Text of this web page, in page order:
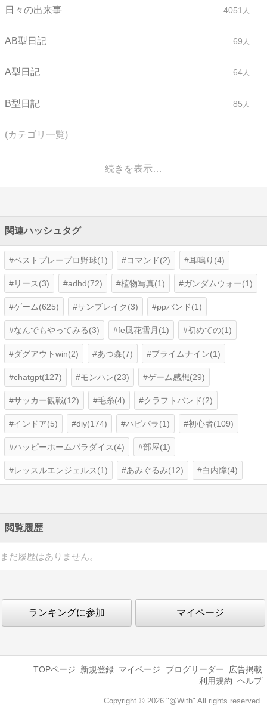
日々の出来事 4051
AB型日記 69
A型日記 64
B型日記 85
(カテゴリ一覧)
続きを表示…
関連ハッシュタグ
ベストプレープロ野球(1) コマンド(2) 耳鳴り(4)
リース(3) adhd(72) 植物写真(1) ガンダムウォー(1)
ゲーム(625) サンブレイク(3) ppバンド(1)
なんでもやってみる(3) fe風花雪月(1) 初めての(1)
ダグアウトwin(2) あつ森(7) プライムナイン(1)
chatgpt(127) モンハン(23) ゲーム感想(29)
サッカー観戦(12) 毛糸(4) クラフトバンド(2)
インドア(5) diy(174) ハピパラ(1) 初心者(109)
ハッピーホームパラダイス(4) 部屋(1)
レッスルエンジェルス(1) あみぐるみ(12) 白内障(4)
閲覧履歴
まだ履歴はありません。
ランキングに参加 マイページ
TOPページ 新規登録 マイページ ブログリーダー
広告掲載
利用規約 ヘルプ
Copyright © 2026 "@With" All rights reserved.